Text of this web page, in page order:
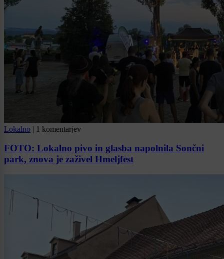
Lokalno | 1 komentarjev
FOTO: Lokalno pivo in glasba napolnila Sončni
park, znova je zaživel Hmeljfest